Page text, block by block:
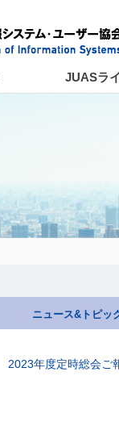
JUASラ
ニュース&トピッ
2023年度定時総会ご